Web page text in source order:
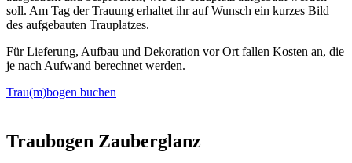
soll. Am Tag der Trauung erhaltet ihr auf Wunsch ein kurzes Bild
des aufgebauten Trauplatzes.
Für Lieferung, Aufbau und Dekoration vor Ort fallen Kosten an, die
je nach Aufwand berechnet werden.
Trau(m)bogen buchen
Traubogen Zauberglanz